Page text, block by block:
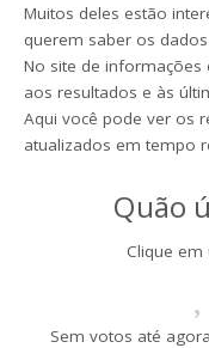
Muitos deles estão
querem saber os
No site de informações
aos resultados e às
Aqui você pode ver os
atualizados em tempo
Quão
Clique em
Sem votos até